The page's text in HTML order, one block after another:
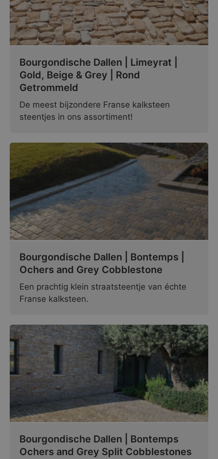
Bourgondische Dallen | Limeyrat |
Gold, Beige & Grey | Rond
Getrommeld
De meest bijzondere Franse kalksteen
steentjes in ons assortiment!
Bourgondische Dallen | Bontemps |
Ochers and Grey Cobblestone
Een prachtig klein straatsteentje van échte
Franse kalksteen.
Bourgondische Dallen | Bontemps
Ochers and Grey Split Cobblestones